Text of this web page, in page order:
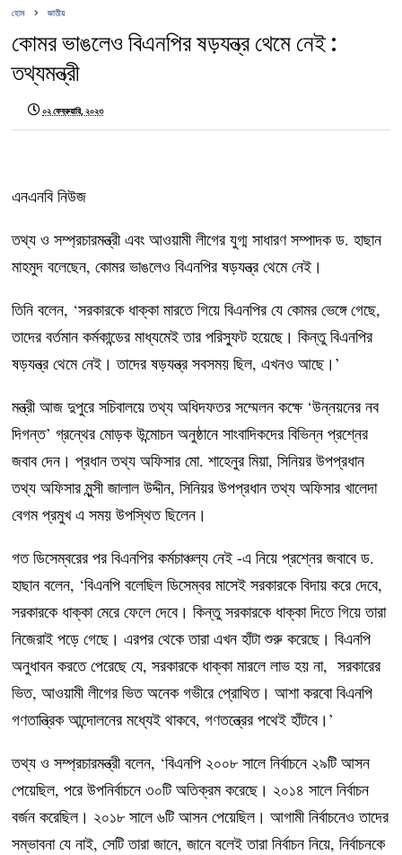
হোম জাতীয়
কোমর ভাঙলেও বিএনপির ষড়যন্ত্র থেমে নেই :
তথ্যমন্ত্রী
০২ ফেব্রুয়ারি, ২০২৩
এনএনবি নিউজ
তথ্য ও সম্প্রচারমন্ত্রী এবং আওয়ামী লীগের যুগ্ম সাধারণ সম্পাদক ড. হাছান
মাহমুদ বলেছেন, কোমর ভাঙলেও বিএনপির ষড়যন্ত্র থেমে নেই।
তিনি বলেন, ‘সরকারকে ধাক্কা মারতে গিয়ে বিএনপির যে কোমর ভেঙ্গে গেছে,
তাদের বর্তমান কর্মকান্ডের মাধ্যমেই তার পরিস্ফুট হয়েছে। কিন্তু বিএনপির
ষড়যন্ত্র থেমে নেই। তাদের ষড়যন্ত্র সবসময় ছিল, এখনও আছে।’
মন্ত্রী আজ দুপুরে সচিবালয়ে তথ্য অধিদফতর সম্মেলন কক্ষে ‘উন্নয়নের নব
দিগন্ত’ গ্রন্থের মোড়ক উন্মোচন অনুষ্ঠানে সাংবাদিকদের বিভিন্ন প্রশ্নের
জবাব দেন। প্রধান তথ্য অফিসার মো. শাহেনুর মিয়া, সিনিয়র উপপ্রধান
তথ্য অফিসার মুন্সী জালাল উদ্দীন, সিনিয়র উপপ্রধান তথ্য অফিসার খালেদা
বেগম প্রমুখ এ সময় উপস্থিত ছিলেন।
গত ডিসেম্বরের পর বিএনপির কর্মচাঞ্চল্য নেই -এ নিয়ে প্রশ্নের জবাবে ড.
হাছান বলেন, ‘বিএনপি বলেছিল ডিসেম্বর মাসেই সরকারকে বিদায় করে দেবে,
সরকারকে ধাক্কা মেরে ফেলে দেবে। কিন্তু সরকারকে ধাক্কা দিতে গিয়ে তারা
নিজেরাই পড়ে গেছে। এরপর থেকে তারা এখন হাঁটা শুরু করেছে। বিএনপি
অনুধাবন করতে পেরেছে যে, সরকারকে ধাক্কা মারলে লাভ হয় না, সরকারের
ভিত, আওয়ামী লীগের ভিত অনেক গভীরে প্রোথিত। আশা করবো বিএনপি
গণতান্ত্রিক আন্দোলনের মধ্যেই থাকবে, গণতন্ত্রের পথেই হাঁটবে।’
তথ্য ও সম্প্রচারমন্ত্রী বলেন, ‘বিএনপি ২০০৮ সালে নির্বাচনে ২৯টি আসন
পেয়েছিল, পরে উপনির্বাচনে ৩০টি অতিক্রম করেছে। ২০১৪ সালে নির্বাচন
বর্জন করেছিল। ২০১৮ সালে ৬টি আসন পেয়েছিল। আগামী নির্বাচনেও তাদের
সম্ভাবনা যে নাই, সেটি তারা জানে, জানে বলেই তারা নির্বাচন নিয়ে, নির্বাচনকে